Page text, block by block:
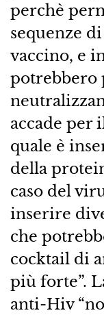
perchè
sequenze
vaccino, e
accade per
quale è
della
caso del
inserire
che
cocktail di
più forte”.
anti-Hiv